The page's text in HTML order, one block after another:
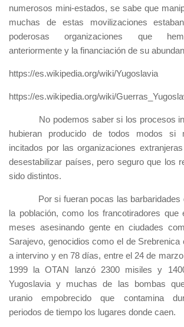
numerosos mini-estados, se sabe que
muchas de estas movilizaciones
poderosas organizaciones que
anteriormente y la financiación de su
https://es.wikipedia.org/wiki/Yugoslavia
https://es.wikipedia.org/wiki/
No podemos saber si los procesos
hubieran producido de todos modos si
incitados por las organizaciones
desestabilizar países, pero seguro que los
sido distintos.
Por si fueran pocas las barbaridades
la población, como los francotiradores que
meses asesinando gente en ciudades
Sarajevo, genocidios como el de Srebrenica
a intervino y en 78 días, entre el 24 de
1999 la OTAN lanzó 2300 misiles y
Yugoslavia y muchas de las bombas
uranio empobrecido que contamina
periodos de tiempo los lugares donde caen.